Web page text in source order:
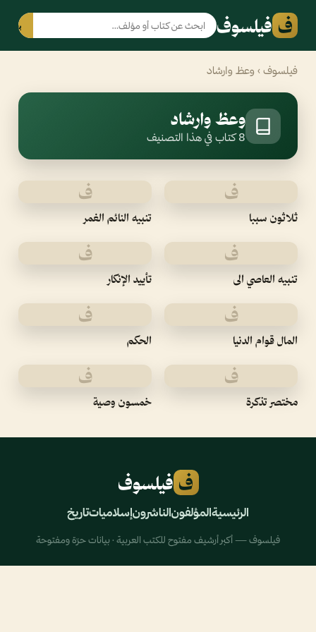
ف فيلسوف بحث
فيلسوف › وعظ وارشاد
وعظ وارشاد
8 كتاب في هذا التصنيف
ف
ثلاثون سببا
ف
تنبيه النائم الغمر
ف
تنبيه العاصي الى
ف
تأييد الإنكار
ف
المال قوام الدنيا
ف
الحكم
ف
مختصر تذكرة
ف
خمسون وصية
ف فيلسوف
الرئيسيةالمؤلفونالناشرونإسلامياتتاريخ
فيلسوف — أكبر أرشيف مفتوح للكتب العربية · بيانات حرّة ومفتوحة